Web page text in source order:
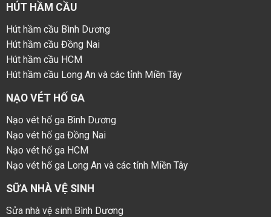
HÚT HẦM CẦU
Hút hầm cầu Bình Dương
Hút hầm cầu Đồng Nai
Hút hầm cầu HCM
Hút hầm cầu Long An và các tỉnh Miền Tây
NẠO VÉT HỐ GA
Nạo vét hố ga Bình Dương
Nạo vét hố ga Đồng Nai
Nạo vét hố ga HCM
Nạo vét hố ga Long An và các tỉnh Miền Tây
SỮA NHÀ VỆ SINH
Sửa nhà vệ sinh Bình Dương